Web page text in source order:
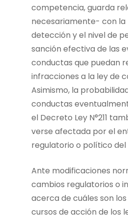
competencia, guarda
necesariamente- con la
detección y el nivel de
sanción efectiva de las
conductas que puedan
infracciones a la ley de
Asimismo, la
conductas
el Decreto Ley N°211
verse afectada por el
regulatorio o político
Ante modificaciones
cambios regulatorios o
acerca de cuáles son
cursos de acción de los